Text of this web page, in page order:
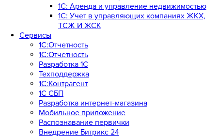
1С: Аренда и управление недвижимостью
1C: Учет в управляющих компаниях ЖКХ,
ТСЖ И ЖСК
Сервисы
1С:Отчетность
1С:Отчетность
Разработка 1С
Техподдержка
1С:Контрагент
1С СБП
Разработка интернет-магазина
Мобильное приложение
Распознавание первички
Внедрение Битрикс 24